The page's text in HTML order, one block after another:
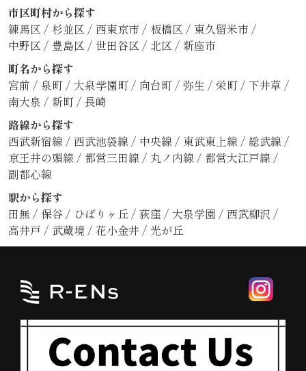
市区町村から探す
練馬区 / 杉並区 / 西東京市 / 板橋区 / 東久留米市 /
中野区 / 豊島区 / 世田谷区 / 北区 / 新座市
町名から探す
宮前 / 泉町/ 大泉学園町/ 向台町/ 弥生 / 栄町/ 下井草 /
南大泉 / 新町/ 長崎
路線から探す
西武新宿線/ 西武池袋線/ 中央線/ 東武東上線/ 総武線/
京王井の頭線/ 都営三田線/ 丸ノ内線/ 都営大江戸線/
副都心線
駅から探す
田無 / 保谷 / ひばりヶ丘/ 荻窪 / 大泉学園 / 西武柳沢 /
高井戸 / 武蔵境/ 花小金井 / 光が丘